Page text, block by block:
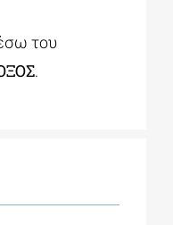
του
.